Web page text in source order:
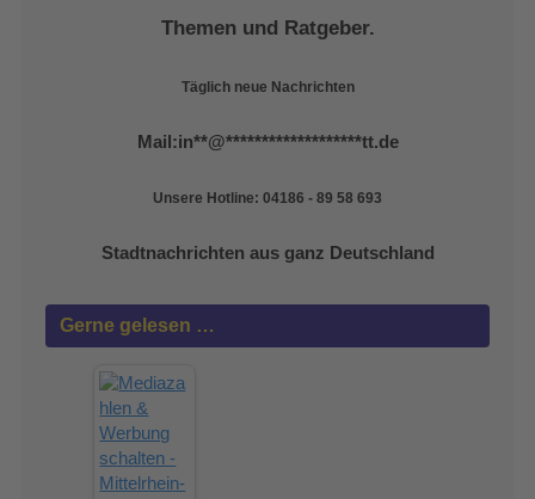
Themen und Ratgeber.
Täglich neue Nachrichten
Mail:in**@*******************tt.de
Unsere Hotline: 04186 - 89 58 693
Stadtnachrichten aus ganz Deutschland
Gerne gelesen …